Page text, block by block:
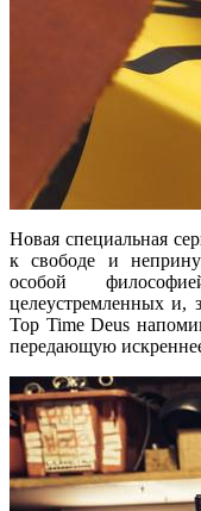
Новая специальная
к свободе и
особой
целеустремленных и,
Top Time Deus
передающую